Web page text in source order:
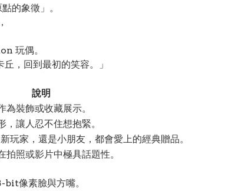
的象徵」。
玩偶。
，回到最初的笑容。」
說明
裝飾或收藏展示。
讓人忍不住想抱緊。
家，還是小朋友，都會愛上的經典贈品。
照或影片中極具話題性。
bit像素臉與方嘴。